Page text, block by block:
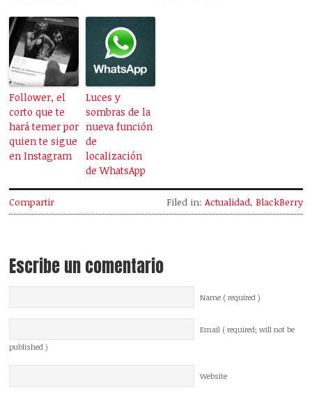
Follower, el
corto que te
hará temer por
quien te sigue
en Instagram
Luces y
sombras de la
nueva función
de
localización
de WhatsApp
Compartir Filed in: Actualidad, BlackBerry
Escribe un comentario
Name ( required )
Email ( required; will not be
published )
Website